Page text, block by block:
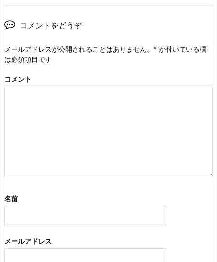
コメントをどうぞ
メールアドレスが公開されることはありません。 * が付いている欄
は必須項目です
コメント
名前
メールアドレス